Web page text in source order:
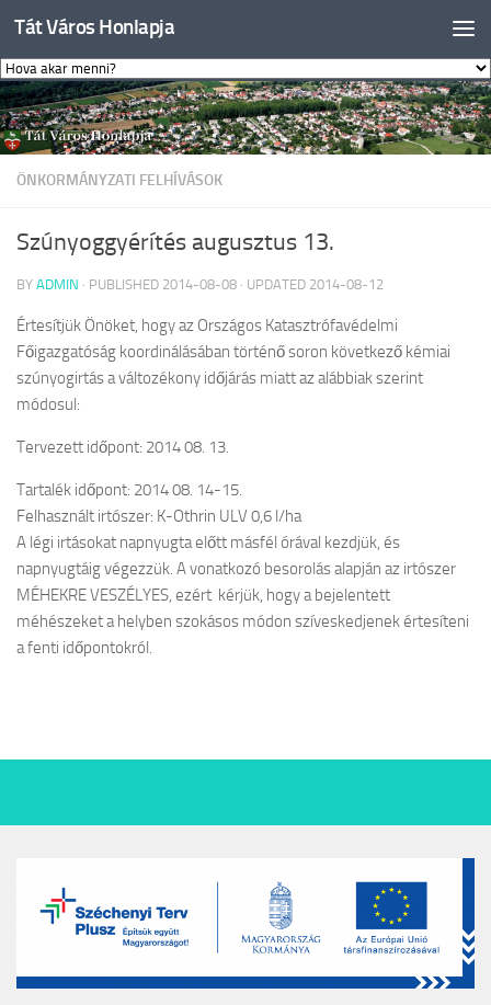
Skip to content
Tát Város Honlapja
ÖNKORMÁNYZATI FELHÍVÁSOK
Szúnyoggyérítés augusztus 13.
BY ADMIN · PUBLISHED 2014-08-08 · UPDATED 2014-08-12
Értesítjük Önöket, hogy az Országos Katasztrófavédelmi
Főigazgatóság koordinálásában történő soron következő kémiai
szúnyogirtás a változékony időjárás miatt az alábbiak szerint
módosul:
Tervezett időpont: 2014 08. 13.
Tartalék időpont: 2014 08. 14-15.
Felhasznált irtószer: K-Othrin ULV 0,6 l/ha
A légi irtásokat napnyugta előtt másfél órával kezdjük, és
napnyugtáig végezzük. A vonatkozó besorolás alapján az irtószer
MÉHEKRE VESZÉLYES, ezért kérjük, hogy a bejelentett
méhészeket a helyben szokásos módon szíveskedjenek értesíteni
a fenti időpontokról.